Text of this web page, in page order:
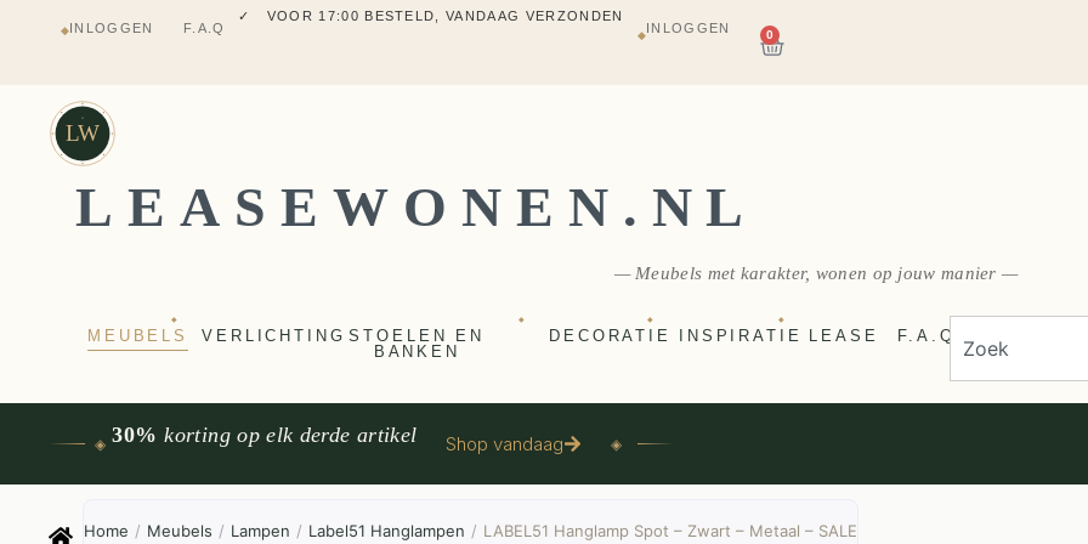
◆INLOGGEN F.A.Q
✓ MEUBELS UIT VT WONEN
◆INLOGGEN 0
LW
LEASEWONEN.NL
— Meubels met karakter, wonen op jouw manier —
MEUBELS
◆
VERLICHTING STOELEN EN
BANKEN
◆
DECORATIE
◆
INSPIRATIE
◆
LEASE F.A.Q
◈ 30% korting op elk derde artikel Shop vandaag ◈
Home / Meubels / Lampen / Label51 Hanglampen / LABEL51 Hanglamp Spot – Zwart – Metaal – SALE